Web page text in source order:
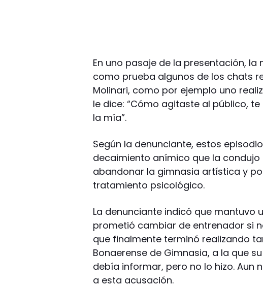
En uno pasaje de la presentación,
como prueba algunos de los chats
Molinari, como por ejemplo uno
le dice: “Cómo agitaste al público,
la mía”.
Según la denunciante, estos
decaimiento anímico que la
abandonar la gimnasia artística y
tratamiento psicológico.
La denunciante indicó que mantuvo
prometió cambiar de entrenador si
que finalmente terminó realizando
Bonaerense de Gimnasia, a la que
debía informar, pero no lo hizo. Aun
a esta acusación.